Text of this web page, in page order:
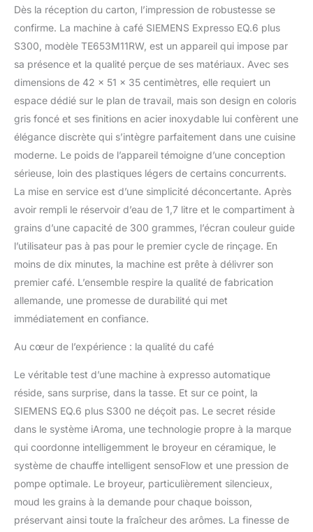
Dès la réception du carton, l’impression de robustesse se
confirme. La machine à café SIEMENS Expresso EQ.6 plus
S300, modèle TE653M11RW, est un appareil qui impose par
sa présence et la qualité perçue de ses matériaux. Avec ses
dimensions de 42 x 51 x 35 centimètres, elle requiert un
espace dédié sur le plan de travail, mais son design en coloris
gris foncé et ses finitions en acier inoxydable lui confèrent une
élégance discrète qui s’intègre parfaitement dans une cuisine
moderne. Le poids de l’appareil témoigne d’une conception
sérieuse, loin des plastiques légers de certains concurrents.
La mise en service est d’une simplicité déconcertante. Après
avoir rempli le réservoir d’eau de 1,7 litre et le compartiment à
grains d’une capacité de 300 grammes, l’écran couleur guide
l’utilisateur pas à pas pour le premier cycle de rinçage. En
moins de dix minutes, la machine est prête à délivrer son
premier café. L’ensemble respire la qualité de fabrication
allemande, une promesse de durabilité qui met
immédiatement en confiance.
Au cœur de l’expérience : la qualité du café
Le véritable test d’une machine à expresso automatique
réside, sans surprise, dans la tasse. Et sur ce point, la
SIEMENS EQ.6 plus S300 ne déçoit pas. Le secret réside
dans le système iAroma, une technologie propre à la marque
qui coordonne intelligemment le broyeur en céramique, le
système de chauffe intelligent sensoFlow et une pression de
pompe optimale. Le broyeur, particulièrement silencieux,
moud les grains à la demande pour chaque boisson,
préservant ainsi toute la fraîcheur des arômes. La finesse de